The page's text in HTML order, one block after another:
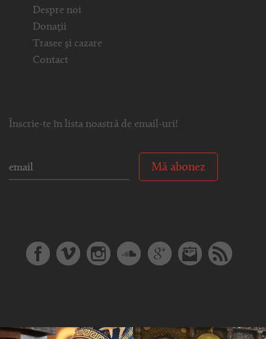
Despre noi
Donații
Trasee și cazare
Contact
Înscrie-te în lista noastră de email-uri!
Mă abonez